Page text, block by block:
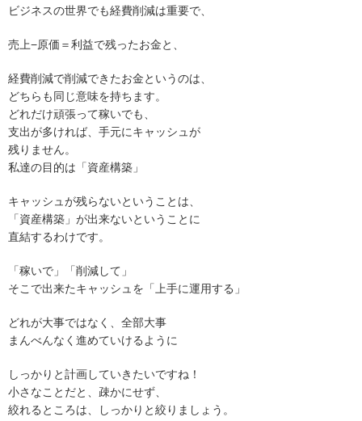
ビジネスの世界でも経費削減は重要で、
売上−原価＝利益で残ったお金と、
経費削減で削減できたお金というのは、
どちらも同じ意味を持ちます。
どれだけ頑張って稼いでも、
支出が多ければ、手元にキャッシュが
残りません。
私達の目的は「資産構築」
キャッシュが残らないということは、
「資産構築」が出来ないということに
直結するわけです。
「稼いで」「削減して」
そこで出来たキャッシュを「上手に運用する」
どれが大事ではなく、全部大事
まんべんなく進めていけるように
しっかりと計画していきたいですね！
小さなことだと、疎かにせず、
絞れるところは、しっかりと絞りましょう。